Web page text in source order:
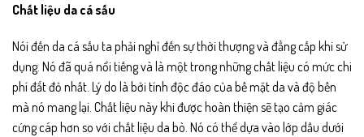
Chất liệu da cá sấu
Nói đến da cá sấu ta phải nghỉ đến sự thời thượng và đẳng cấp khi sử
dụng. Nó đã quá nổi tiếng và là một trong những chất liệu có mức chi
phí đắt đỏ nhất. Lý do là bởi tính độc đáo của bề mặt da và độ bền
mà nó mang lại. Chất liệu này khi được hoàn thiện sẽ tạo cảm giác
cứng cáp hơn so với chất liệu da bò. Nó có thể dựa vào lớp dầu dưới